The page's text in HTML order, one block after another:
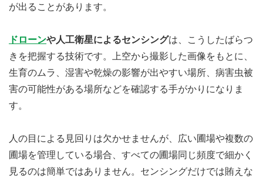
が出ることがあります。
ドローンや人工衛星によるセンシングは、こうしたばらつ
きを把握する技術です。上空から撮影した画像をもとに、
生育のムラ、湿害や乾燥の影響が出やすい場所、病害虫被
害の可能性がある場所などを確認する手がかりになりま
す。
人の目による見回りは欠かせませんが、広い圃場や複数の
圃場を管理している場合、すべての圃場同じ頻度で細かく
見るのは簡単ではありません。センシングだけでは賄えな